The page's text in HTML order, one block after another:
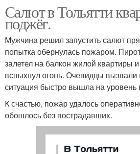
Салют в Тольятти
поджёг.
Мужчина решил запустить салют
попытка обернулась пожаром.
залетел на балкон жилой квартиры
вспыхнул огонь. Очевидцы
ситуация быстро вышла на уровень
К счастью, пожар удалось
обошлось без пострадавших.